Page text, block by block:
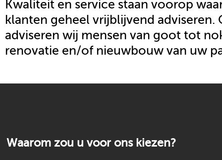
Kwaliteit en service staan voorop
klanten geheel vrijblijvend adviseren.
adviseren wij mensen van goot tot
renovatie en/of nieuwbouw van uw
Waarom zou u voor ons kiezen?